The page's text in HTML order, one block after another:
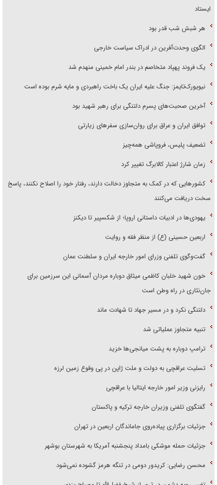
ایستاد
هر شبش شب قدر بود
الگوی وحدت‌آفرین در ادراک سیاست خارجی
یک فروند پهپاد متخاصم در بندر امام خمینی منهدم شد
نیویورک‌تایمز: جنگ علیه ایران یک باخت راهبردی و مایه شرم بوده است
آخرین صحبت‌های پسرم دلتنگی برای رهبر شهید بود
توافق ایران و عراق برای روان‌سازی سفر‌های زیارتی
تضعیف پلیس، فروپاشی همه‌چیز
زمان شارژ اعتبار کالابرگ تغییر کرد
کشور‌هایی که در کمک به متجاوز دخالت دارند، رفتار خود را اصلاح نکنند، پاسخ
سخت دریافت می‌کنند
یهودی‌ها در ادبیات داستانی اروپا؛ از شکسپیر تا دیکنز
اربعین حسینی (ع) از منظر فقه و روایت
گفت‌وگوی تلفنی وزرای امور خارجه ایران و سلطنت عمان
خون شهید خلبان کاظمی میثاق دوباره مردان آسمانی این سرزمین برای
جان‌نثاری در راه وطن است
دلتنگی نکرد و در مسیر جهاد تا شهادت ماند
تنبیه متجاوز عملیاتی شد
ترامپ دوباره به پشت میانجی‌ها خزید
تسلیت عراقچی به دولت و ملت ژاپن در پی وقوع زمین لرزه
رایزنی وزیر امور خارجه ایتالیا با عراقچی
گفتگوی تلفنی وزیران خارجه ترکیه و پاکستان
جزئیات برگزاری پیاده‌روی جاماندگان اربعین در تهران
جزئیات حمله موشکی بامداد پنجشنبه آمریکا به شهرستان بوشهر
محسن رضایی: کریدور دومی در تنگه هرمز گشوده نمی‌شود